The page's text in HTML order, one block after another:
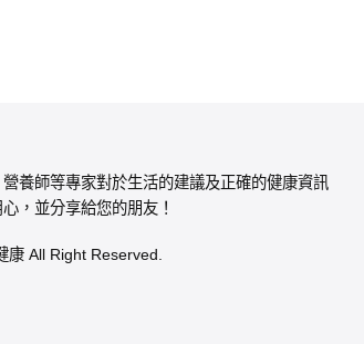
養師等專家對於生活的建議及正確的健康資訊
，並分享給您的朋友！
All Right Reserved.